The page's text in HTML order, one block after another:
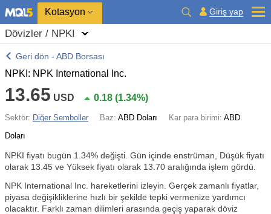
Kotasyon Giriş yap
Dövizler / NPKI
Geri dön - ABD Borsası
NPKI: NPK International Inc.
13.65 USD 0.18 (1.34%)
Sektör: Diğer Semboller Baz: ABD Doları Kar para birimi: ABD
Doları
NPKI fiyatı bugün 1.34% değişti. Gün içinde enstrüman, Düşük fiyatı
olarak 13.45 ve Yüksek fiyatı olarak 13.70 aralığında işlem gördü.
NPK International Inc. hareketlerini izleyin. Gerçek zamanlı fiyatlar,
piyasa değişikliklerine hızlı bir şekilde tepki vermenize yardımcı
olacaktır. Farklı zaman dilimleri arasında geçiş yaparak döviz